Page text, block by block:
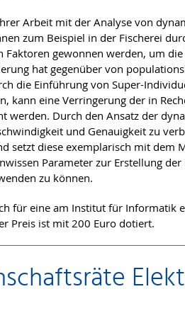
Arbeit mit der Analyse von
zum Beispiel in der Fischerei
gewonnen werden, um
hat gegenüber von
die Einführung von Super-
kann eine Verringerung der in
werden. Durch den Ansatz der
und Genauigkeit zu
setzt diese exemplarisch mit dem
Parameter zur Erstellung
zu können.
für eine am Institut für Informatik
Preis ist mit 200 Euro dotiert.